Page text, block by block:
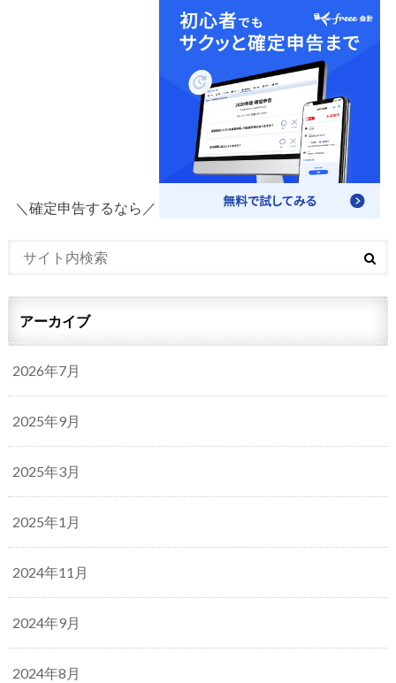
＼確定申告するなら／
アーカイブ
2026年7月
2025年9月
2025年3月
2025年1月
2024年11月
2024年9月
2024年8月